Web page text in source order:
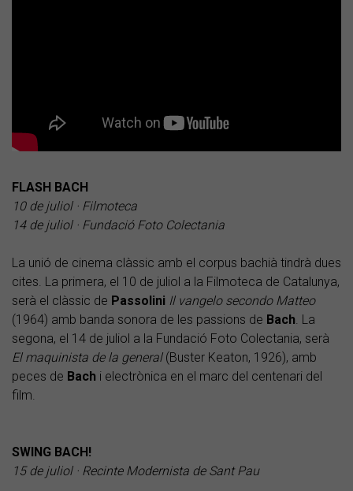
FLASH BACH
10 de juliol · Filmoteca
14 de juliol · Fundació Foto Colectania
La unió de cinema clàssic amb el corpus bachià tindrà dues
cites. La primera, el 10 de juliol a la Filmoteca de Catalunya,
serà el clàssic de Passolini Il vangelo secondo Matteo
(1964) amb banda sonora de les passions de Bach. La
segona, el 14 de juliol a la Fundació Foto Colectania, serà
El maquinista de la general (Buster Keaton, 1926), amb
peces de Bach i electrònica en el marc del centenari del
film.
SWING BACH!
15 de juliol · Recinte Modernista de Sant Pau